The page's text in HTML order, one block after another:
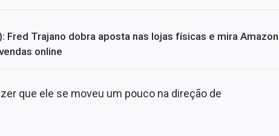
Fred Trajano dobra aposta nas lojas físicas e mira Amazon
online
que ele se moveu um pouco na direção de